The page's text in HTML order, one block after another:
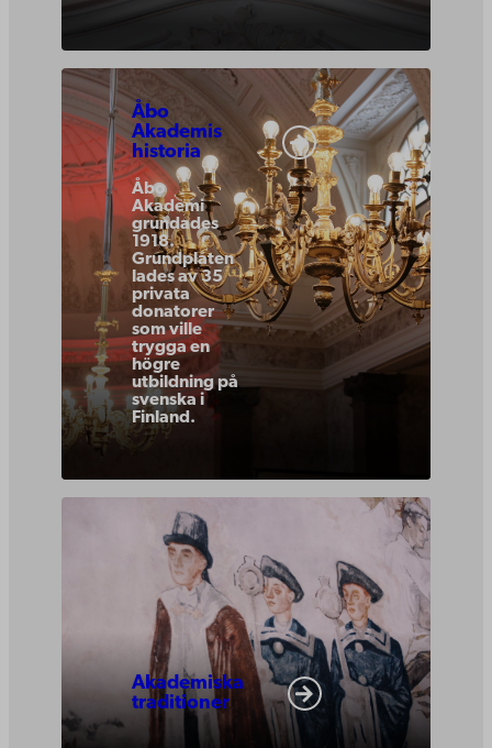
Åbo
Akademis
historia
Åbo
Akademi
grundades
1918.
Grundplåten
lades av 35
privata
donatorer
som ville
trygga en
högre
utbildning på
svenska i
Finland.
Akademiska
traditioner